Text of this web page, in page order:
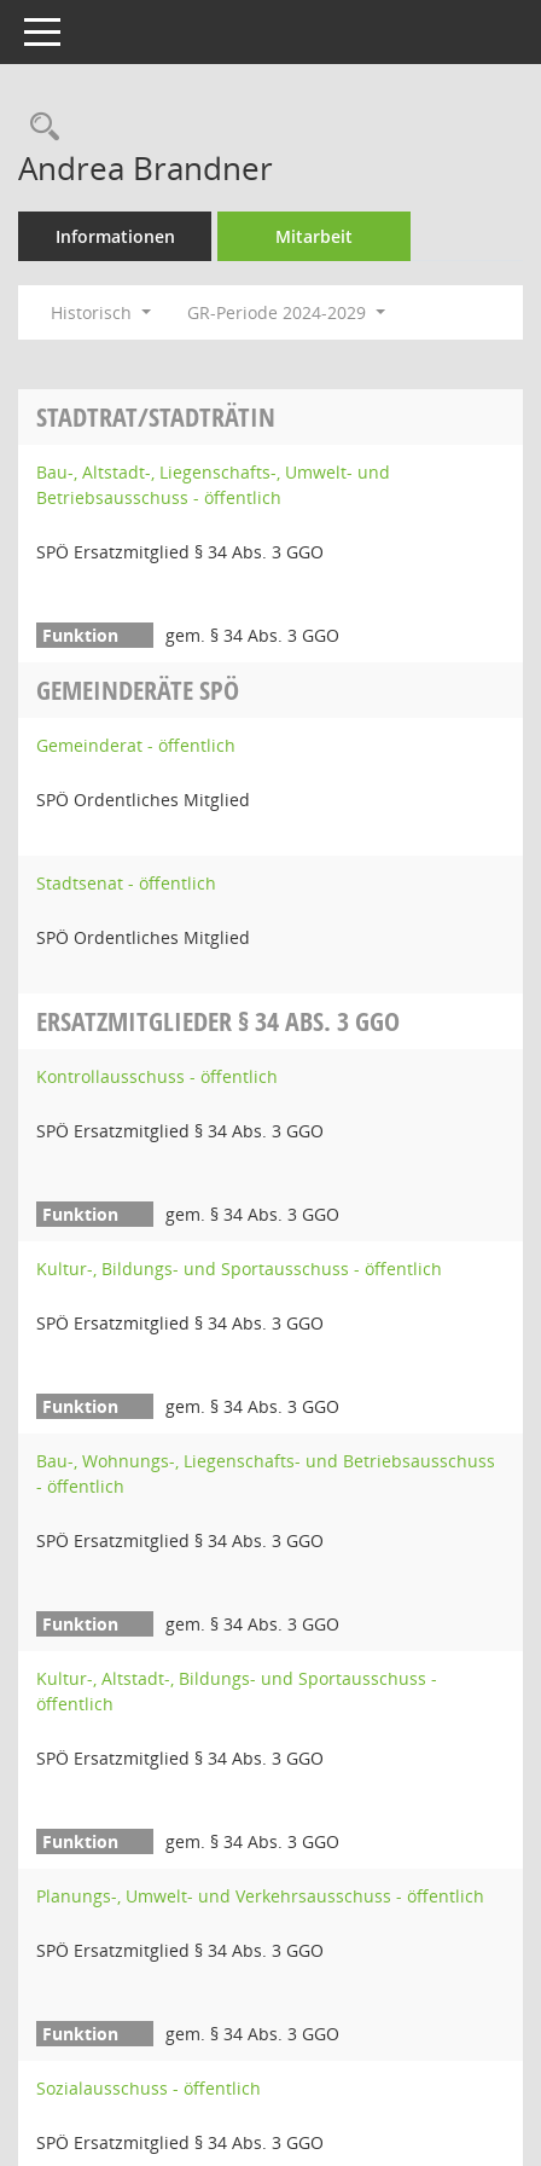
Toggle navigation
Rechercheauswahl
Andrea Brandner
Informationen Mitarbeit
Historisch GR-Periode 2024-2029
STADTRAT/STADTRÄTIN
Bau-, Altstadt-, Liegenschafts-, Umwelt- und
Betriebsausschuss - öffentlich
SPÖ Ersatzmitglied § 34 Abs. 3 GGO
gem. § 34 Abs. 3 GGO
GEMEINDERÄTE SPÖ
Gemeinderat - öffentlich
SPÖ Ordentliches Mitglied
Stadtsenat - öffentlich
SPÖ Ordentliches Mitglied
ERSATZMITGLIEDER § 34 ABS. 3 GGO
Kontrollausschuss - öffentlich
SPÖ Ersatzmitglied § 34 Abs. 3 GGO
gem. § 34 Abs. 3 GGO
Kultur-, Bildungs- und Sportausschuss - öffentlich
SPÖ Ersatzmitglied § 34 Abs. 3 GGO
gem. § 34 Abs. 3 GGO
Bau-, Wohnungs-, Liegenschafts- und Betriebsausschuss
- öffentlich
SPÖ Ersatzmitglied § 34 Abs. 3 GGO
gem. § 34 Abs. 3 GGO
Kultur-, Altstadt-, Bildungs- und Sportausschuss -
öffentlich
SPÖ Ersatzmitglied § 34 Abs. 3 GGO
gem. § 34 Abs. 3 GGO
Planungs-, Umwelt- und Verkehrsausschuss - öffentlich
SPÖ Ersatzmitglied § 34 Abs. 3 GGO
gem. § 34 Abs. 3 GGO
Sozialausschuss - öffentlich
SPÖ Ersatzmitglied § 34 Abs. 3 GGO